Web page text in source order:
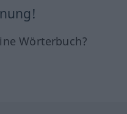
Wörterbuch?